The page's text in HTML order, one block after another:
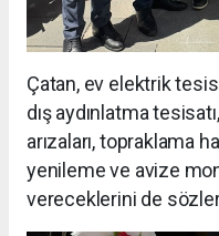
Çatan, ev elektrik
dış aydınlatma
arızaları, topraklama
yenileme ve avize
vereceklerini de